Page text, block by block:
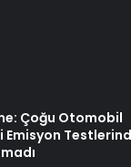
Çoğu Otomobil
Emisyon